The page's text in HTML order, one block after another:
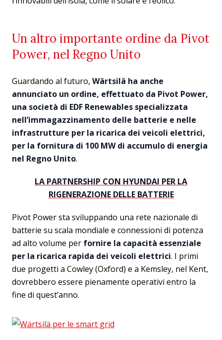
Un altro importante ordine da Pivot
Power, nel Regno Unito
Guardando al futuro, Wärtsilä ha anche
annunciato un ordine, effettuato da Pivot Power,
una società di EDF Renewables specializzata
nell’immagazzinamento delle batterie e nelle
infrastrutture per la ricarica dei veicoli elettrici,
per la fornitura di 100 MW di accumulo di energia
nel Regno Unito.
LA PARTNERSHIP CON HYUNDAI PER LA
RIGENERAZIONE DELLE BATTERIE
Pivot Power sta sviluppando una rete nazionale di
batterie su scala mondiale e connessioni di potenza
ad alto volume per fornire la capacità essenziale
per la ricarica rapida dei veicoli elettrici. I primi
due progetti a Cowley (Oxford) e a Kemsley, nel Kent,
dovrebbero essere pienamente operativi entro la
fine di quest’anno.